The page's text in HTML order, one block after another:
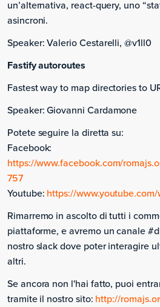
un’alternativa, react-query, uno
asincroni.
Speaker: Valerio Cestarelli, @v1ll0
Fastify autoroutes
Fastest way to map directories to
Speaker: Giovanni Cardamone
Potete seguire la diretta su:
Facebook:
https://www.facebook.com/
757
Youtube: https://
Rimarremo in ascolto di tutti i
piattaforme, e avremo un canale
nostro slack dove poter interagire
altri.
Se ancora non l'hai fatto, puoi
tramite il nostro sito: http://